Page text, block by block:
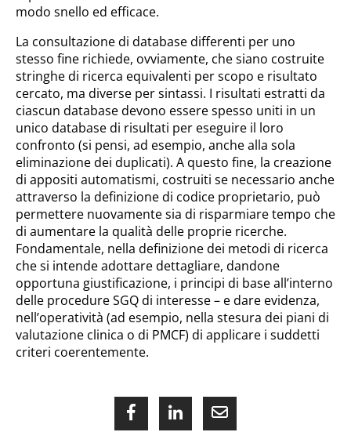
modo snello ed efficace.
La consultazione di database differenti per uno
stesso fine richiede, ovviamente, che siano costruite
stringhe di ricerca equivalenti per scopo e risultato
cercato, ma diverse per sintassi. I risultati estratti da
ciascun database devono essere spesso uniti in un
unico database di risultati per eseguire il loro
confronto (si pensi, ad esempio, anche alla sola
eliminazione dei duplicati). A questo fine, la creazione
di appositi automatismi, costruiti se necessario anche
attraverso la definizione di codice proprietario, può
permettere nuovamente sia di risparmiare tempo che
di aumentare la qualità delle proprie ricerche.
Fondamentale, nella definizione dei metodi di ricerca
che si intende adottare dettagliare, dandone
opportuna giustificazione, i principi di base all’interno
delle procedure SGQ di interesse – e dare evidenza,
nell’operatività (ad esempio, nella stesura dei piani di
valutazione clinica o di PMCF) di applicare i suddetti
criteri coerentemente.